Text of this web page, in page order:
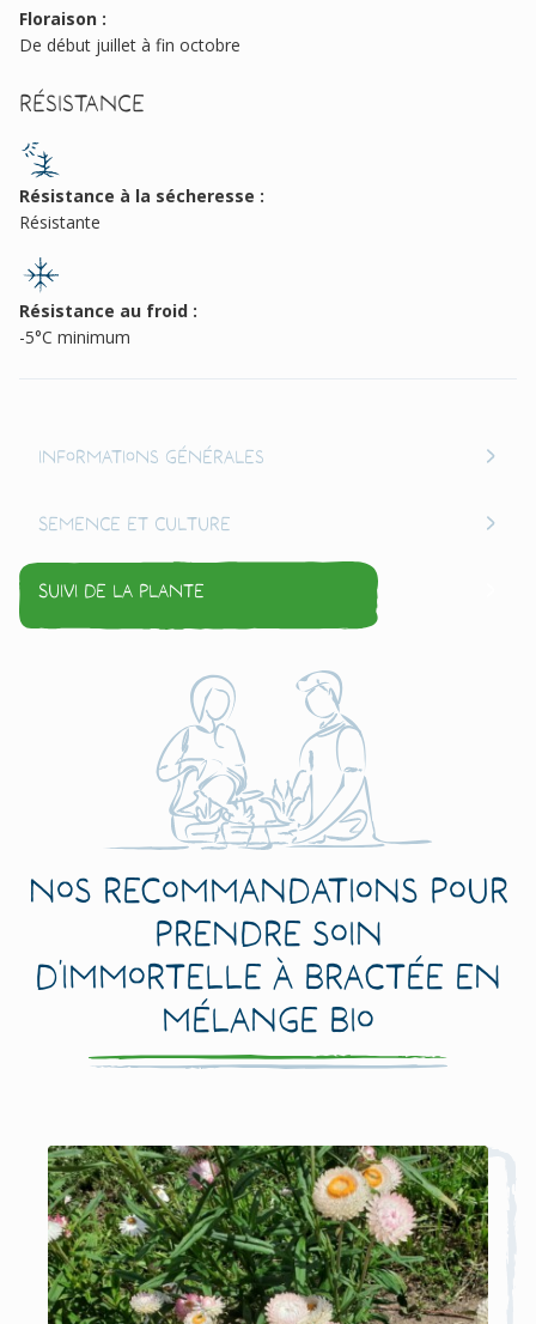
Floraison :
De début juillet à fin octobre
Résistance
Résistance à la sécheresse :
Résistante
Résistance au froid :
-5°C minimum
Informations générales
Semence et culture
Suivi de la plante
Nos recommandations pour
prendre soin
d’Immortelle à Bractée en
mélange Bio